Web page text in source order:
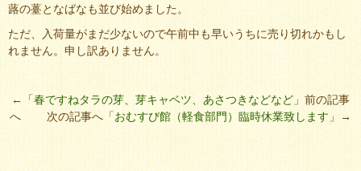
蕗の薹となばなも並び始めました。
ただ、入荷量がまだ少ないので午前中も早いうちに売り切れかもし
れません。申し訳ありません。
←「春ですねタラの芽、芽キャベツ、あさつきなどなど 」前の記事
へ 次の記事へ「おむすび館（軽食部門）臨時休業致します 」→